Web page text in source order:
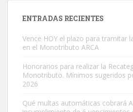
ENTRADAS RECIENTES
Vence HOY el plazo para tramitar
en el Monotributo ARCA
Honorarios para realizar la
Monotributo. Mínimos sugeridos
2026
Qué multas automáticas cobrará